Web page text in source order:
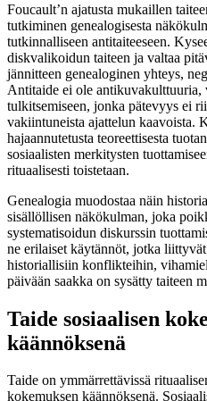
Foucault’n ajatusta mukaillen
tutkiminen genealogisesta
tutkinnalliseen antitaiteeseen.
diskvalikoidun taiteen ja valtaa
jännitteen genealoginen yhteys,
Antitaide ei ole antikuvakulttuuria,
tulkitsemiseen, jonka pätevyys ei
vakiintuneista ajattelun kaavoista.
hajaannutetusta teoreettisesta
sosiaalisten merkitysten
rituaalisesti toistetaan.
Genealogia muodostaa näin
sisällöllisen näkökulman, joka
systematisoidun diskurssin
ne erilaiset käytännöt, jotka
historiallisiin konflikteihin,
päivään saakka on sysätty taiteen
Taide sosiaalisen
käännöksenä
Taide on ymmärrettävissä
kokemuksen käännöksenä.